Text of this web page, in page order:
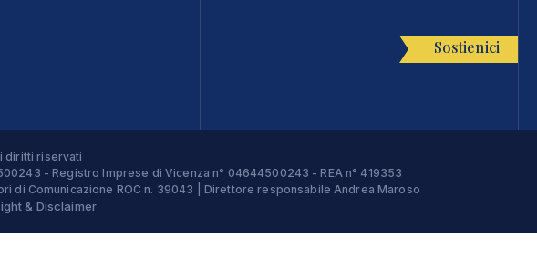
Sostienici
diritti riservati
- Registro Imprese di Vicenza n° 04644500243 - REA n° 419353
di Comunicazione ROC n. 39043 | Direttore responsabile Andrea Maroso
& Disclaimer